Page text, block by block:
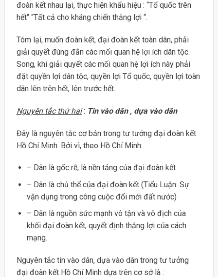
đoàn kết nhau lại, thực hiện khẩu hiệu : “Tổ quốc trên
hết“ “Tất cả cho kháng chiến thắng lợi “.
Tóm lại, muốn đoàn kết, đại đoàn kết toàn dân, phải
giải quyết đúng đắn các mối quan hệ lợi ích dân tộc.
Song, khi giải quyết các mối quan hệ lợi ích này phải
đặt quyền lợi dân tộc, quyền lợi Tổ quốc, quyền lợi toàn
dân lên trên hết, lên trước hết.
Nguyên tắc thứ hai: Tin vào dân , dựa vào dân
Đây là nguyên tắc cơ bản trong tư tưởng đại đoàn kết
Hồ Chí Minh. Bởi vì, theo Hồ Chí Minh:
– Dân là gốc rễ, là nền tảng của đại đoàn kết
– Dân là chủ thể của đại đoàn kết (Tiểu Luận: Sự
vận dụng trong công cuộc đổi mới đất nước)
– Dân là nguồn sức mạnh vô tận và vô địch của
khối đại đoàn kết, quyết định thắng lợi của cách
mạng.
Nguyên tắc tin vào dân, dựa vào dân trong tư tưởng
đại đoàn kết Hồ Chí Minh dựa trên cơ sở là :